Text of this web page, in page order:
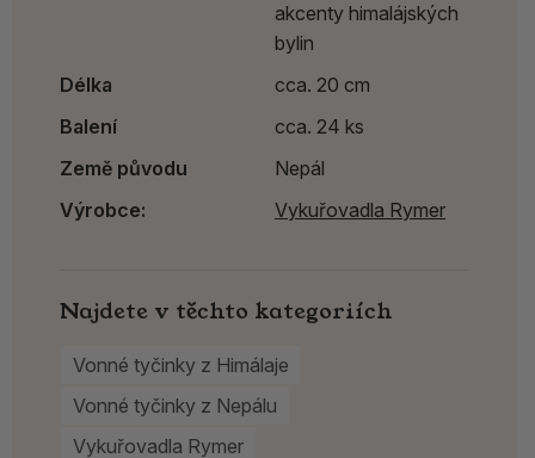
akcenty himalájských
bylin
Délka
cca. 20 cm
Balení
cca. 24 ks
Země původu
Nepál
Výrobce:
Vykuřovadla Rymer
Najdete v těchto kategoriích
Vonné tyčinky z Himálaje
Vonné tyčinky z Nepálu
Vykuřovadla Rymer